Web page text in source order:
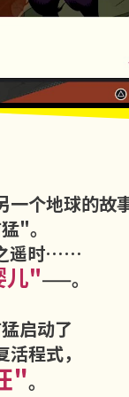
一个地球的故
"。
遥时……
儿"——。
启动了
程式，
"。